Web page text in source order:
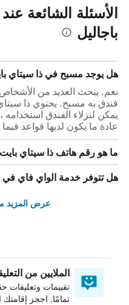
الأسئلة الشائعة
باجاليل
هل يوجد مسبح في ذا سيتاي
نعم. يبحث العديد من
فندق به مسبح. يحتوي ذا
يمكن لنزلاء الفندق
عادة ما يكون لديها قواعد
ما هو رقم هاتف ذا سيتاي بايت
هل تتوفر خدمة الواي فاي في
عرض المزيد
الملايين من
تقييمات وتعليقات
تمامًا. احجز إقامتك